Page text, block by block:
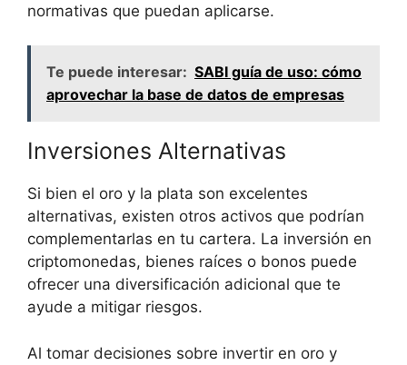
normativas que puedan aplicarse.
Te puede interesar: SABI guía de uso: cómo
aprovechar la base de datos de empresas
Inversiones Alternativas
Si ⁤bien el oro y la plata ‌son excelentes
alternativas, existen otros activos que podrían
complementarlas⁣ en⁢ tu cartera. La inversión ⁤en
criptomonedas, bienes raíces o bonos puede
ofrecer una diversificación adicional que te
ayude a mitigar riesgos.
Al tomar decisiones sobre invertir en oro y